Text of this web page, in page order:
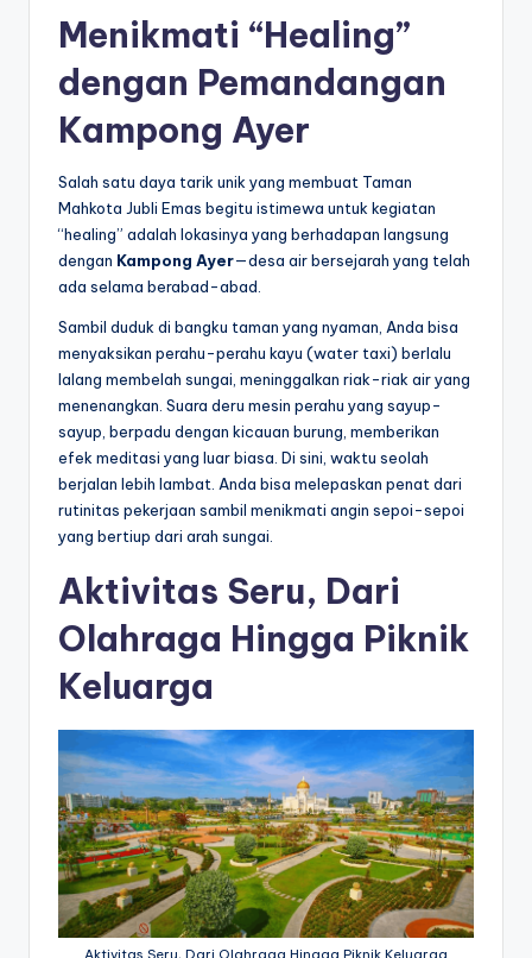
Menikmati “Healing”
dengan Pemandangan
Kampong Ayer
Salah satu daya tarik unik yang membuat Taman
Mahkota Jubli Emas begitu istimewa untuk kegiatan
“healing” adalah lokasinya yang berhadapan langsung
dengan Kampong Ayer—desa air bersejarah yang telah
ada selama berabad-abad.
Sambil duduk di bangku taman yang nyaman, Anda bisa
menyaksikan perahu-perahu kayu (water taxi) berlalu
lalang membelah sungai, meninggalkan riak-riak air yang
menenangkan. Suara deru mesin perahu yang sayup-
sayup, berpadu dengan kicauan burung, memberikan
efek meditasi yang luar biasa. Di sini, waktu seolah
berjalan lebih lambat. Anda bisa melepaskan penat dari
rutinitas pekerjaan sambil menikmati angin sepoi-sepoi
yang bertiup dari arah sungai.
Aktivitas Seru, Dari
Olahraga Hingga Piknik
Keluarga
Aktivitas Seru, Dari Olahraga Hingga Piknik Keluarga